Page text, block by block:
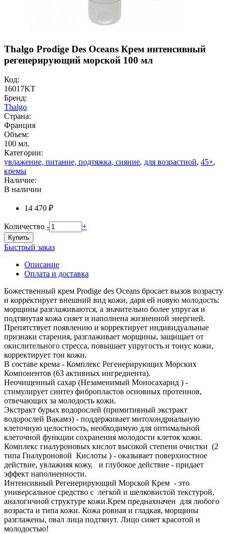
Thalgo Prodige Des Oceans Крем интенсивный
регенерирующий морской 100 мл
Код:
16017KT
Бренд:
Thalgo
Страна:
Франция
Объем:
100 мл.
Категории:
увлажение, питание, подтяжка, сияние, для возрастной, 45+,
кремы
Наличие:
В наличии
14 470 ₽
Количество - +
Купить
Быстрый заказ
Описание
Оплата и доставка
Божественный крем Prodige des Oceans бросает вызов возрасту
и корректирует внешний вид кожи, даря ей новую молодость:
морщины разглаживаются, а значительно более упругая и
подтянутая кожа сияет и наполнена жизненной энергией.
Препятствует появлению и корректирует индивидуальные
признаки старения, разглаживает морщины, защищает от
окислительного стресса, повышает упругость и тонус кожи,
корректирует тон кожи.
В составе крема - Комплекс Регенерирующих Морских
Компонентов (63 активных ингредиента).
Неочищенный сахар (Незаменимый Моносахарид ) -
стимулирует синтез фибропластов основных протеинов,
отвечающих за молодость кожи.
Экстракт бурых водорослей (примитивный экстракт
водорослей Вакамэ) - поддерживает митохондриальную
клеточную целостность, необходимую для оптимальной
клеточной функции сохранения молодости клеток кожи.
Комплекс гиалуроновых кислот высокой степени очистки (2
типа Гиалуроновой Кислоты ) - оказывает поверхностное
действие, увлажняя кожу, и глубокое действие - придает
эффект наполненности.
Интенсивный Регенерирующий Морской Крем - это
универсальное средство с легкой и шелковистой текстурой,
аналогичной структуре кожи.Крем преднахначен для любого
возраста и типа кожи. Кожа ровная и гладкая, морщины
разглажены, овал лица подтянут. Лицо сияет красотой и
молодостью!